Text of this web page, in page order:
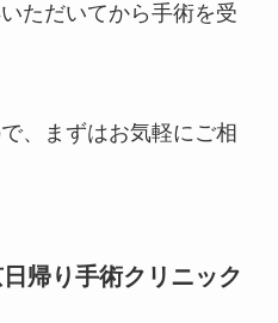
ただいてから手術を受
、まずはお気軽にご相
帰り手術クリニック